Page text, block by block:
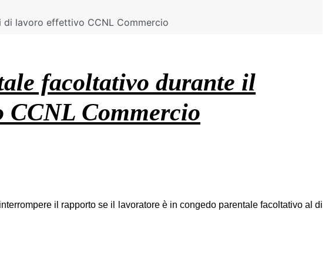
lavoro effettivo CCNL Commercio
facoltativo durante il
Commercio
il rapporto se il lavoratore è in congedo parentale facoltativo al di